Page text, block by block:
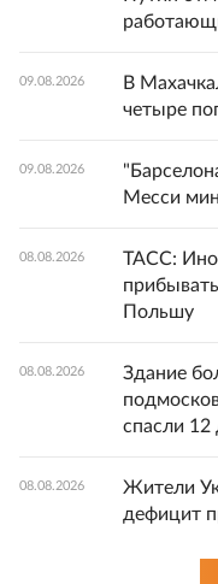
09.08.2026
В
четыре
09.08.2026
Месси
08.08.2026
ТАСС:
Польшу
08.08.2026
Здание
спасли 12
08.08.2026
Жители
дефицит